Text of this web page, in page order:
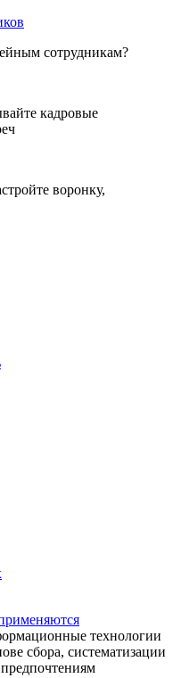
сотрудникам?
кадровые
воронку,
технологии
сбора, систематизации